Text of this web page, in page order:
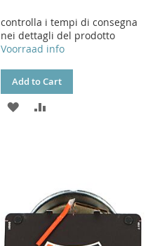
controlla i tempi di consegna
nei dettagli del prodotto
Voorraad info
Add to Cart
ADD